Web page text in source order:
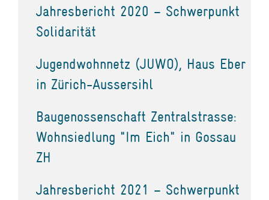
Jahresbericht 2020 – Schwerpunkt
Solidarität
Jugendwohnnetz (JUWO), Haus Eber
in Zürich-Aussersihl
Baugenossenschaft Zentralstrasse:
Wohnsiedlung "Im Eich" in Gossau
ZH
Jahresbericht 2021 – Schwerpunkt